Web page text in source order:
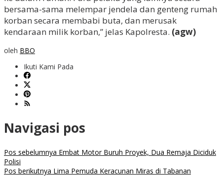
bersama-sama melempar jendela dan genteng rumah
korban secara membabi buta, dan merusak
kendaraan milik korban,” jelas Kapolresta. (agw)
oleh BBO
Ikuti Kami Pada
Navigasi pos
Pos sebelumnya Embat Motor Buruh Proyek, Dua Remaja Diciduk
Polisi
Pos berikutnya Lima Pemuda Keracunan Miras di Tabanan